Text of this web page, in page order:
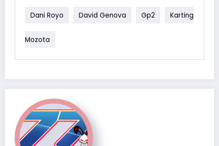
Dani Royo David Genova Gp2 Karting
Mozota